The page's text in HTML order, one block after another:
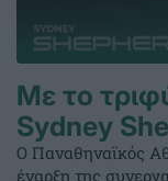
Με το
Sydney
Ο Παναθηναϊκός
έναρξη της